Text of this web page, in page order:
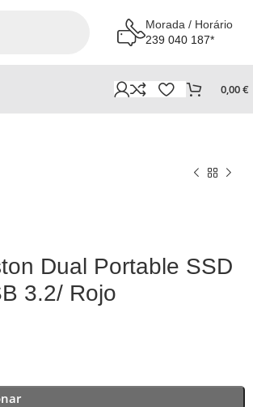
Morada / Horário
239 040 187*
0,00€
Dual Portable SSD
3.2/ Rojo